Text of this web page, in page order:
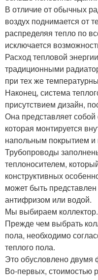
В отличие от обычных
воздух поднимается от
распределяя тепло по
исключается
Расход тепловой
традиционными
при тех же
Наконец, система
присутствием дизайн,
Она представляет
которая монтируется
напольным покрытием и
Трубопроводы
теплоносителем,
конструктивных
может быть
антифризом или водой.
Мы выбираем коллектор.
Прежде чем выбрать
пола, необходимо
теплого пола.
Это обусловлено двумя
Во-первых, стоимостью